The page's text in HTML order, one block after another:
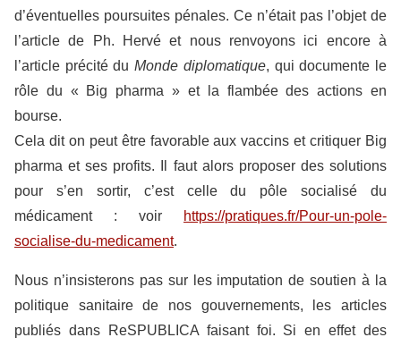
d’éventuelles poursuites pénales. Ce n’était pas l’objet de
l’article de Ph. Hervé et nous renvoyons ici encore à
l’article précité duMonde diplomatique, qui documente le
rôle du « Big pharma » et la flambée des actions en
bourse.
Cela dit on peut être favorable aux vaccins et critiquer Big
pharma et ses profits. Il faut alors proposer des solutions
pour s’en sortir, c’est celle du pôle socialisé du
médicament : voir
https://pratiques.fr/Pour-un-pole-
socialise-du-medicament.
Nous n’insisterons pas sur les imputation de soutien à la
politique sanitaire de nos gouvernements, les articles
publiés dans ReSPUBLICA faisant foi. Si en effet des